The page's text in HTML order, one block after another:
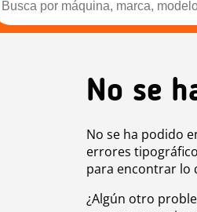
No se
No se ha podido
errores
para encontrar lo
¿Algún otro